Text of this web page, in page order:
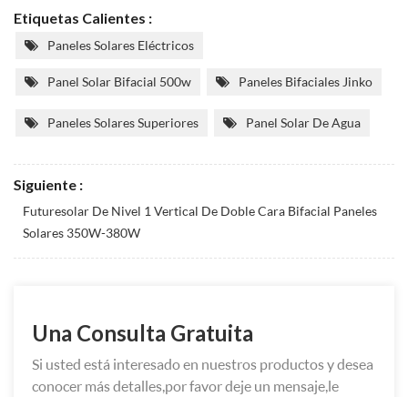
Etiquetas Calientes :
Paneles Solares Eléctricos
Panel Solar Bifacial 500w Paneles Bifaciales Jinko
Paneles Solares Superiores Panel Solar De Agua
Siguiente :
Futuresolar De Nivel 1 Vertical De Doble Cara Bifacial Paneles
Solares 350W-380W
Una Consulta Gratuita
Si usted está interesado en nuestros productos y desea
conocer más detalles,por favor deje un mensaje,le